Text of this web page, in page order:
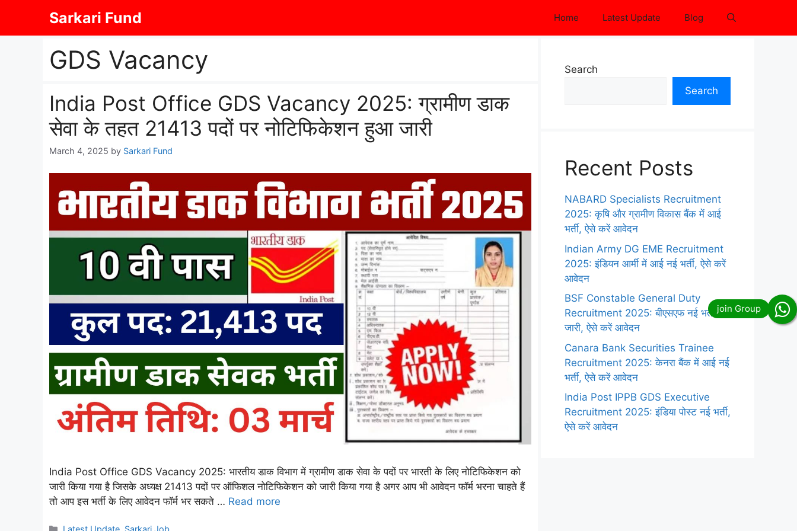
content
Sarkari Fund Home Latest Update Blog
GDS Vacancy
India Post Office GDS Vacancy 2025: ग्रामीण डाक
सेवा के तहत 21413 पदों पर नोटिफिकेशन हुआ जारी
March 4, 2025 by Sarkari Fund
India Post Office GDS Vacancy 2025: भारतीय डाक विभाग में ग्रामीण डाक सेवा के पदों पर भारती के लिए नोटिफिकेशन को
जारी किया गया है जिसके अध्यक्ष 21413 पदों पर ऑफिशल नोटिफिकेशन को जारी किया गया है अगर आप भी आवेदन फॉर्म भरना चाहते हैं
तो आप इस भर्ती के लिए आवेदन फॉर्म भर सकते … Read more
Categories
Latest Update Sarkari Job
Search
Search
Recent Posts
NABARD Specialists Recruitment
2025: कृषि और ग्रामीण विकास बैंक में आई
भर्ती, ऐसे करें आवेदन
Indian Army DG EME Recruitment
2025: इंडियन आर्मी में आई नई भर्ती, ऐसे करें
आवेदन
BSF Constable General Duty
Recruitment 2025: बीएसएफ नई भर्ती
जारी, ऐसे करें आवेदन
Canara Bank Securities Trainee
Recruitment 2025: केनरा बैंक में आई नई
भर्ती, ऐसे करें आवेदन
India Post IPPB GDS Executive
Recruitment 2025: इंडिया पोस्ट नई भर्ती,
ऐसे करें आवेदन